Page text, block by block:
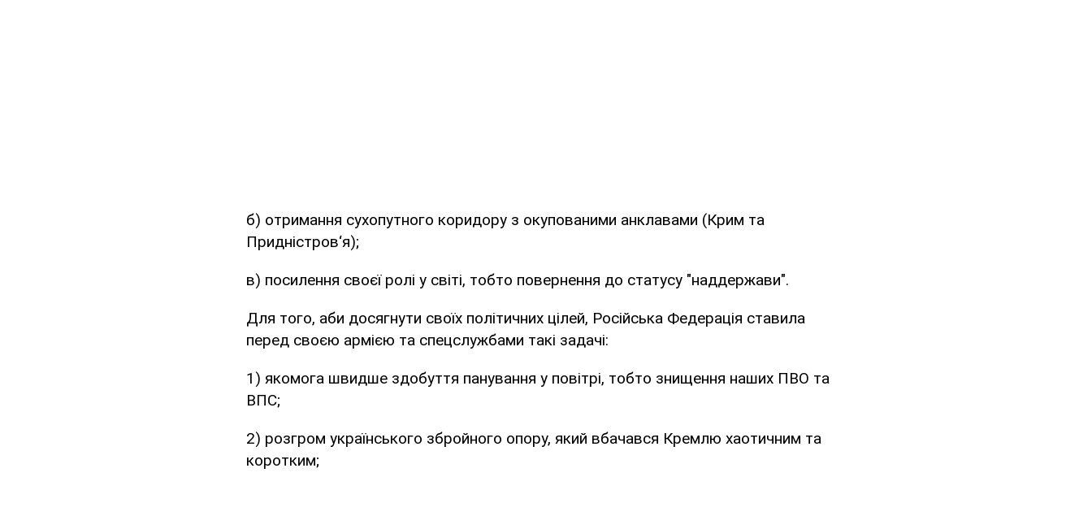
б) отримання сухопутного коридору з окупованими анклавами (Крим та
Придністров‘я);
в) посилення своєї ролі у світі, тобто повернення до статусу "наддержави".
Для того, аби досягнути своїх політичних цілей, Російська Федерація ставила
перед своєю армією та спецслужбами такі задачі:
1) якомога швидше здобуття панування у повітрі, тобто знищення наших ПВО та
ВПС;
2) розгром українського збройного опору, який вбачався Кремлю хаотичним та
коротким;